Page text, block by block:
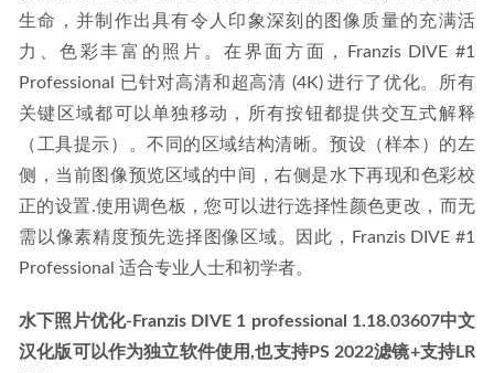
生命，并制作出具有令人印象深刻的图像质量的充满活
力、色彩丰富的照片。在界面方面，Franzis DIVE #1
Professional 已针对高清和超高清 (4K) 进行了优化。所有
关键区域都可以单独移动，所有按钮都提供交互式解释
（工具提示）。不同的区域结构清晰。预设（样本）的左
侧，当前图像预览区域的中间，右侧是水下再现和色彩校
正的设置.使用调色板，您可以进行选择性颜色更改，而无
需以像素精度预先选择图像区域。因此，Franzis DIVE #1
Professional 适合专业人士和初学者。
水下照片优化-Franzis DIVE 1 professional 1.18.03607中文
汉化版可以作为独立软件使用,也支持PS 2022滤镜+支持LR